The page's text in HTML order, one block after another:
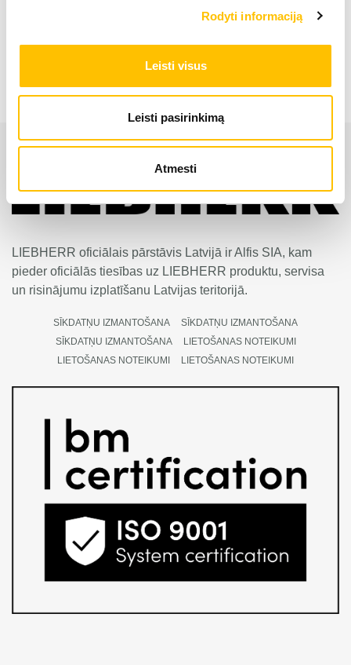
Rodyti informaciją
Leisti visus
Leisti pasirinkimą
Atmesti
Frontālais iekrāvējs L 518 Stereo
LIEBHERR oficiālais pārstāvis Latvijā ir Alfis SIA, kam
pieder oficiālās tiesības uz LIEBHERR produktu, servisa
un risinājumu izplatīšanu Latvijas teritorijā.
SĪKDATŅU IZMANTOŠANA
SĪKDATŅU IZMANTOŠANA
SĪKDATŅU IZMANTOŠANA
LIETOŠANAS NOTEIKUMI
LIETOŠANAS NOTEIKUMI
LIETOŠANAS NOTEIKUMI